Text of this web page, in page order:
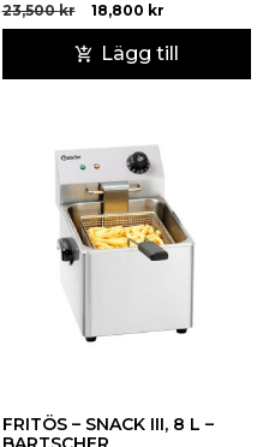
23,500kr 18,800 kr
Lägg till
FRITÖS – SNACK III, 8 L –